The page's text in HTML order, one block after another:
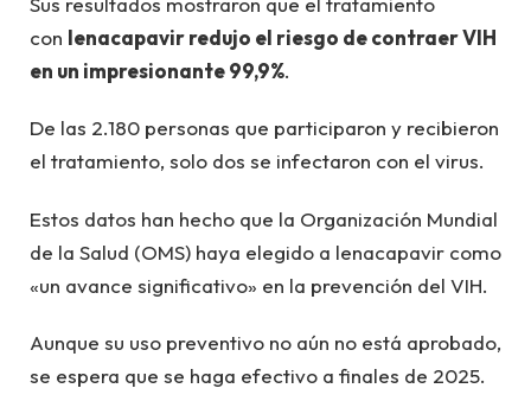
con lenacapavir redujo el riesgo de contraer VIH
en un impresionante 99,9%.
De las 2.180 personas que participaron y recibieron
el tratamiento, solo dos se infectaron con el virus.
Estos datos han hecho que la Organización Mundial
de la Salud (OMS) haya elegido a lenacapavir como
«un avance significativo» en la prevención del VIH.
Aunque su uso preventivo no aún no está aprobado,
se espera que se haga efectivo a finales de 2025.